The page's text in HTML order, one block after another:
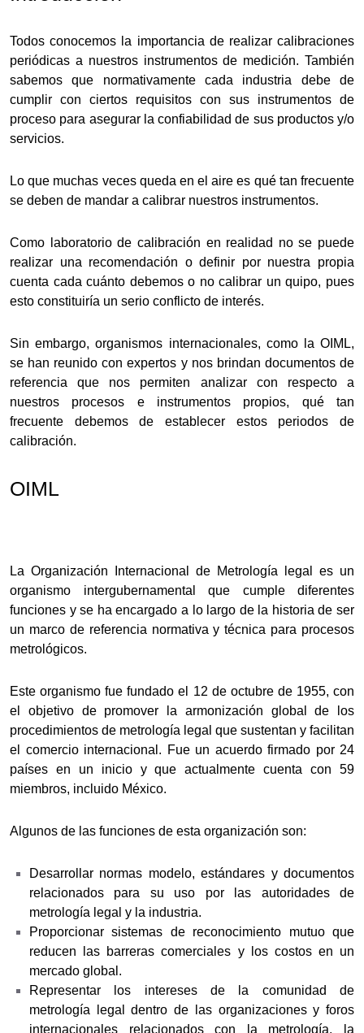
Todos conocemos la importancia de realizar calibraciones
periódicas a nuestros instrumentos de medición. También
sabemos que normativamente cada industria debe de
cumplir con ciertos requisitos con sus instrumentos de
proceso para asegurar la confiabilidad de sus productos y/o
servicios.
Lo que muchas veces queda en el aire es qué tan frecuente
se deben de mandar a calibrar nuestros instrumentos.
Como laboratorio de calibración en realidad no se puede
realizar una recomendación o definir por nuestra propia
cuenta cada cuánto debemos o no calibrar un quipo, pues
esto constituiría un serio conflicto de interés.
Sin embargo, organismos internacionales, como la OIML,
se han reunido con expertos y nos brindan documentos de
referencia que nos permiten analizar con respecto a
nuestros procesos e instrumentos propios, qué tan
frecuente debemos de establecer estos periodos de
calibración.
OIML
La Organización Internacional de Metrología legal es un
organismo intergubernamental que cumple diferentes
funciones y se ha encargado a lo largo de la historia de ser
un marco de referencia normativa y técnica para procesos
metrológicos.
Este organismo fue fundado el 12 de octubre de 1955, con
el objetivo de promover la armonización global de los
procedimientos de metrología legal que sustentan y facilitan
el comercio internacional. Fue un acuerdo firmado por 24
países en un inicio y que actualmente cuenta con 59
miembros, incluido México.
Algunos de las funciones de esta organización son:
Desarrollar normas modelo, estándares y documentos
relacionados para su uso por las autoridades de
metrología legal y la industria.
Proporcionar sistemas de reconocimiento mutuo que
reducen las barreras comerciales y los costos en un
mercado global.
Representar los intereses de la comunidad de
metrología legal dentro de las organizaciones y foros
internacionales relacionados con la metrología, la